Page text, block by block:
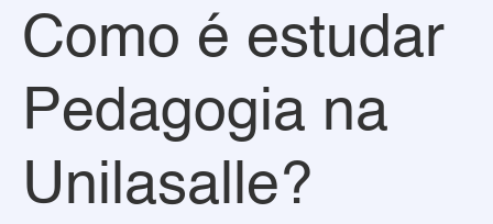
Como é estudar
Pedagogia na
Unilasalle?